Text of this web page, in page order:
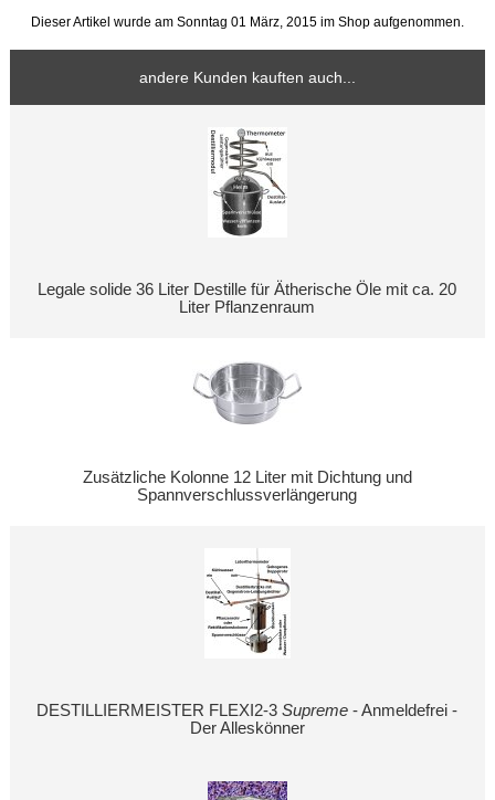
Dieser Artikel wurde am Sonntag 01 März, 2015 im Shop aufgenommen.
andere Kunden kauften auch...
Legale solide 36 Liter Destille für Ätherische Öle mit ca. 20
Liter Pflanzenraum
Zusätzliche Kolonne 12 Liter mit Dichtung und
Spannverschlussverlängerung
DESTILLIERMEISTER FLEXI2-3Supreme - Anmeldefrei -
Der Alleskönner